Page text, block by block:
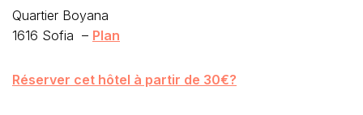
Quartier Boyana
1616 Sofia – Plan
Réserver cet hôtel à partir de 30€?